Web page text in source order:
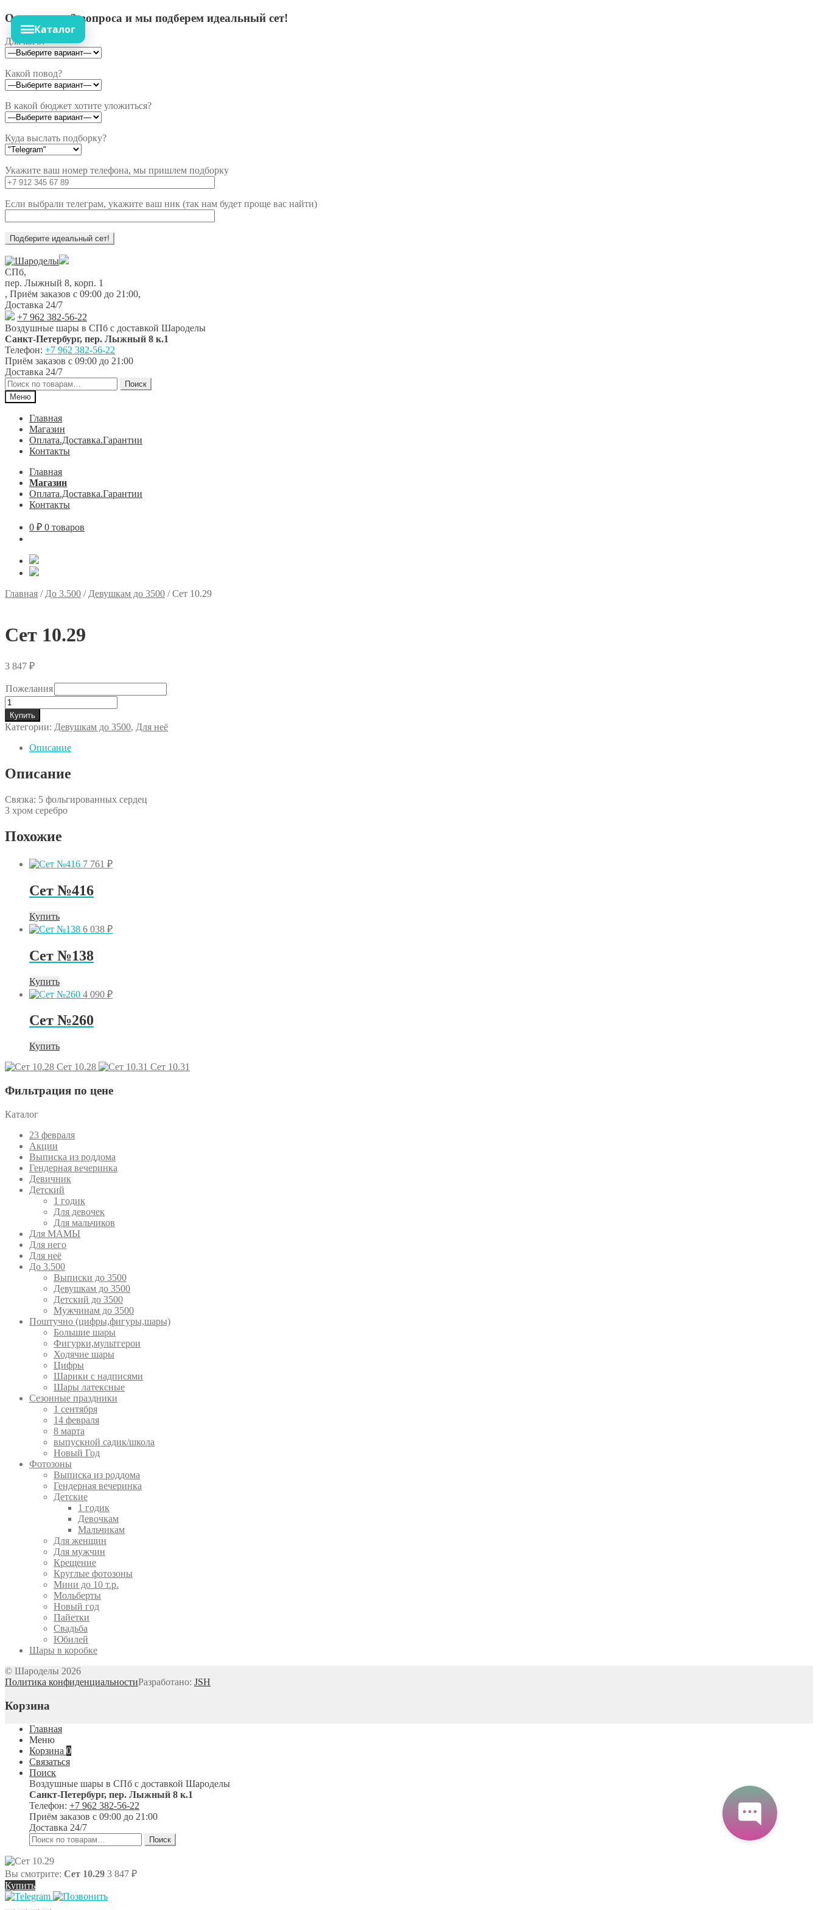
Ответьте на 3 вопроса и мы подберем идеальный сет!
Для кого?
Какой повод?
В какой бюджет хотите уложиться?
Куда выслать подборку?
Укажите ваш номер телефона, мы пришлем подборку
Если выбрали телеграм, укажите ваш ник (так нам будет проще вас найти)
Перейти
к
навигации
Перейти
к
содержимому
СПб,
пер. Лыжный 8, корп. 1
, Приём заказов с 09:00 до 21:00,
Доставка 24/7
+7 962 382-56-22
Воздушные шары в СПб с доставкой Шароделы
Санкт-Петербург, пер. Лыжный 8 к.1
Телефон: +7 962 382-56-22
Приём заказов с 09:00 до 21:00
Доставка 24/7
Искать:
Поиск
Меню
Главная
Магазин
Оплата.Доставка.Гарантии
Контакты
Главная
Магазин
Оплата.Доставка.Гарантии
Контакты
0 ₽ 0 товаров
Каталог
Главная /До 3.500 /Девушкам до 3500 /Сет 10.29
Сет 10.29
3 847 ₽
Пожелания
Количество
товара
Сет
10.29
Купить
Категории: Девушкам до 3500, Для неё
Описание
Описание
Связка: 5 фольгированных сердец
3 хром серебро
Похожие
7 761 ₽
Сет №416
Купить
6 038 ₽
Сет №138
Купить
4 090 ₽
Сет №260
Купить
Сет 10.28
Сет 10.31
Фильтрация по цене
Каталог
23 февраля
Акции
Выписка из роддома
Гендерная вечеринка
Девичник
Детский
1 годик
Для девочек
Для мальчиков
Для МАМЫ
Для него
Для неё
До 3.500
Выписки до 3500
Девушкам до 3500
Детский до 3500
Мужчинам до 3500
Поштучно (цифры,фигуры,шары)
Большие шары
Фигурки,мультгерои
Ходячие шары
Цифры
Шарики с надписями
Шары латексные
Сезонные праздники
1 сентября
14 февраля
8 марта
выпускной садик/школа
Новый Год
Фотозоны
Выписка из роддома
Гендерная вечеринка
Детские
1 годик
Девочкам
Мальчикам
Для женщин
Для мужчин
Крещение
Круглые фотозоны
Мини до 10 т.р.
Мольберты
Новый год
Пайетки
Свадьба
Юбилей
Шары в коробке
© Шароделы 2026
Политика конфиденциальностиРазработано: JSH
Корзина
Главная
Меню
Корзина 0
Связаться
Поиск
Воздушные шары в СПб с доставкой Шароделы
Санкт-Петербург, пер. Лыжный 8 к.1
Телефон: +7 962 382-56-22
Приём заказов с 09:00 до 21:00
Доставка 24/7
Искать:
Поиск
Вы смотрите: Сет 10.29 3 847 ₽
Купить